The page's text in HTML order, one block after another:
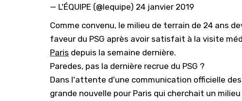
— L'ÉQUIPE (@lequipe) 24 janvier 2019
Comme convenu, le milieu de terrain de 24 ans
faveur du PSG après avoir satisfait à la visite
Paris depuis la semaine dernière.
Paredes, pas la dernière recrue du PSG ?
Dans l'attente d'une communication officielle
grande nouvelle pour Paris qui cherchait un